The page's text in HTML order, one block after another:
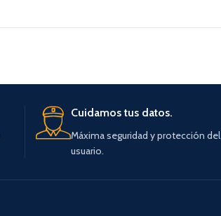
Cuidamos tus datos.
Máxima seguridad y protección del
usuario.